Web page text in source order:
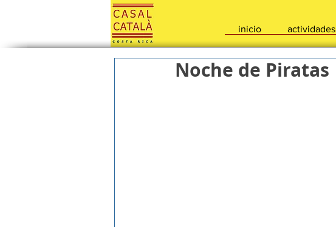
inicio actividades
Noche de Piratas